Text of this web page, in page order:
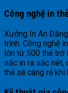
Công nghệ in
Xưởng In An
trình. Công nghệ
lớn từ 500 thẻ trở
sắc in ra sắc nét,
thẻ sẽ càng rẻ